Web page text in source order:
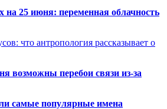
на 25 июня: переменная облачность
что антропология рассказывает о
возможны перебои связи из-за
самые популярные имена